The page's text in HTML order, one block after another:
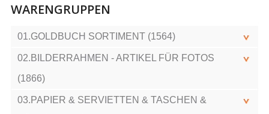
WARENGRUPPEN
01.GOLDBUCH SORTIMENT (1564)
02.BILDERRAHMEN - ARTIKEL FÜR FOTOS
(1866)
03.PAPIER & SERVIETTEN & TASCHEN &